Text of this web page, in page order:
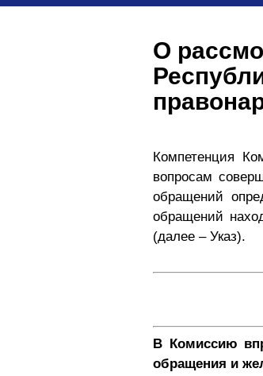
О
Компетенция
вопросам
обращений
обращений
(далее – Указ).
В Комиссию
обращения и